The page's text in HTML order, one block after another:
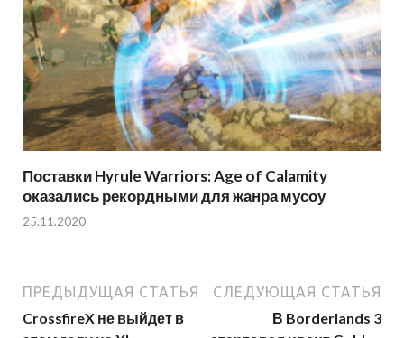
Поставки Hyrule Warriors: Age of Calamity
оказались рекордными для жанра мусоу
25.11.2020
ПРЕДЫДУЩАЯ СТАТЬЯ
CrossfireX не выйдет в
СЛЕДУЮЩАЯ СТАТЬЯ
В Borderlands 3